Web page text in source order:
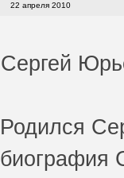
22 апреля 2010
Сергей
Родился
биография